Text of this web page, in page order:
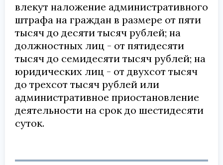
влекут наложение административного
штрафа на граждан в размере от пяти
тысяч до десяти тысяч рублей; на
должностных лиц - от пятидесяти
тысяч до семидесяти тысяч рублей; на
юридических лиц - от двухсот тысяч
до трехсот тысяч рублей или
административное приостановление
деятельности на срок до шестидесяти
суток.